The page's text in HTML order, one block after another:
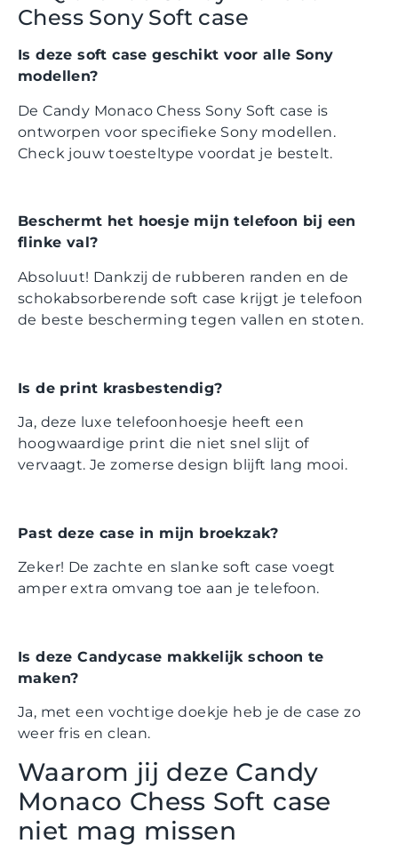
Chess Sony Soft case
Is deze soft case geschikt voor alle Sony
modellen?
De Candy Monaco Chess Sony Soft case is
ontworpen voor specifieke Sony modellen.
Check jouw toesteltype voordat je bestelt.
Beschermt het hoesje mijn telefoon bij een
flinke val?
Absoluut! Dankzij de rubberen randen en de
schokabsorberende soft case krijgt je telefoon
de beste bescherming tegen vallen en stoten.
Is de print krasbestendig?
Ja, deze luxe telefoonhoesje heeft een
hoogwaardige print die niet snel slijt of
vervaagt. Je zomerse design blijft lang mooi.
Past deze case in mijn broekzak?
Zeker! De zachte en slanke soft case voegt
amper extra omvang toe aan je telefoon.
Is deze Candycase makkelijk schoon te
maken?
Ja, met een vochtige doekje heb je de case zo
weer fris en clean.
Waarom jij deze Candy
Monaco Chess Soft case
niet mag missen